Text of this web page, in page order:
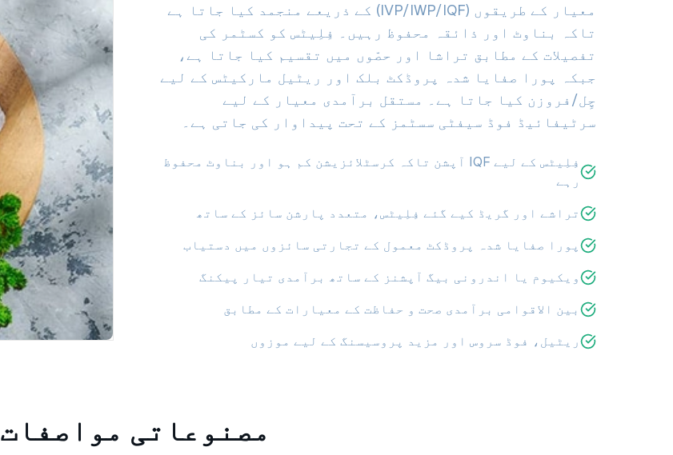
معیار کے طریقوں (IVP/IWP/IQF) کے ذریعے منجمد کیا جاتا ہے
تاکہ بناوٹ اور ذائقہ محفوظ رہیں۔ فِلِیٹس کو کسٹمر کی
تفصیلات کے مطابق تراشا اور حصّوں میں تقسیم کیا جاتا ہے،
جبکہ پورا صفایا شدہ پروڈکٹ بلک اور ریٹیل مارکیٹس کے لیے
چِل/فروزن کیا جاتا ہے۔ مستقل برآمدی معیار کے لیے
سرٹیفائیڈ فوڈ سیفٹی سسٹمز کے تحت پیداوار کی جاتی ہے۔
فِلِیٹس کے لیے IQF آپشن تاکہ کرسٹلائزیشن کم ہو اور بناوٹ محفوظ
رہے
تراشے اور گریڈ کیے گئے فِلِیٹس، متعدد پارشن سائز کے ساتھ
پورا صفایا شدہ پروڈکٹ معمول کے تجارتی سائزوں میں دستیاب
ویکیوم یا اندرونی بیگ آپشنز کے ساتھ برآمدی تیار پیکنگ
بین الاقوامی برآمدی صحت و حفاظت کے معیارات کے مطابق
ریٹیل، فوڈ سروس اور مزید پروسیسنگ کے لیے موزوں
مصنوعاتی مواصفات